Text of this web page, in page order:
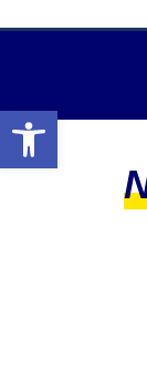
Abrir a